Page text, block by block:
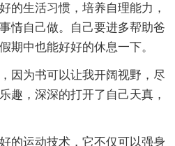
的生活习惯，培养自理能力，
情自己做。自己要进多帮助爸
期中也能好好的休息一下。
因为书可以让我开阔视野，尽
趣，深深的打开了自己天真，
的运动技术，它不仅可以强身